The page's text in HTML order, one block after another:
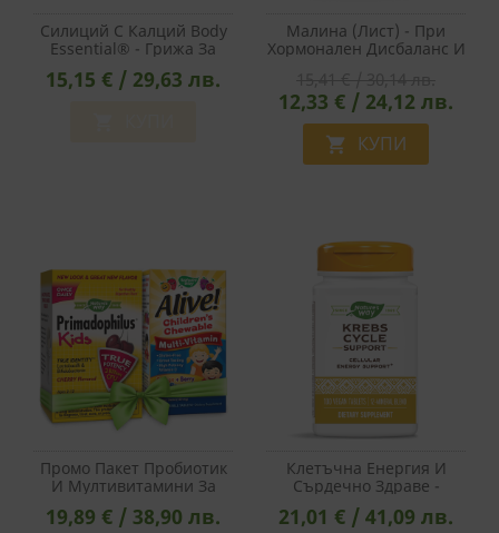
Силиций С Калций Body
Essential® - Грижа За
Косата, Кожата, Ноктите
И Костната Система, 90
15,15 € / 29,63 лв.
Малина (лист) - При
Хормонален Дисбаланс И
Капсули
12,33 € / 24,12 лв.
 КУПИ
Промо Пакет Пробиотик
И Мултивитамини За
Деца
19,89 € / 38,90 лв.
Клетъчна Енергия И
Сърдечно Здраве -
Биоактивни Минерали
Krebs Cycle Support, 100
21,01 € / 41,09 лв.